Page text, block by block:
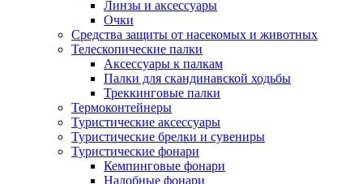
Линзы и аксессуары
Очки
Средства защиты от насекомых и животных
Телескопические палки
Аксессуары к палкам
Палки для скандинавской ходьбы
Треккинговые палки
Термоконтейнеры
Туристические аксессуары
Туристические брелки и сувениры
Туристические фонари
Кемпинговые фонари
Налобные фонари